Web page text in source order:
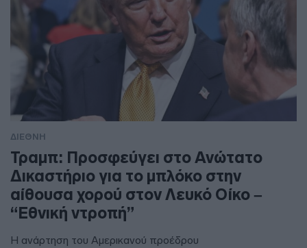
ΔΙΕΘΝΗ
Τραμπ: Προσφεύγει στο Ανώτατο
Δικαστήριο για το μπλόκο στην
αίθουσα χορού στον Λευκό Οίκο –
“Εθνική ντροπή”
Η ανάρτηση του Αμερικανού προέδρου